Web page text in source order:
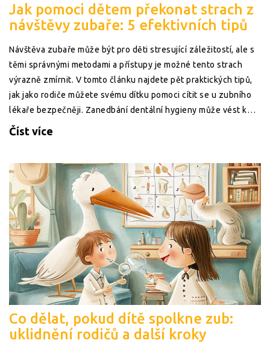
Jak pomoci dětem překonat strach z
návštěvy zubaře: 5 efektivních tipů
Návštěva zubaře může být pro děti stresující záležitostí, ale s
těmi správnými metodami a přístupy je možné tento strach
výrazně zmírnit. V tomto článku najdete pět praktických tipů,
jak jako rodiče můžete svému dítku pomoci cítit se u zubního
lékaře bezpečněji. Zanedbání dentální hygieny může vést k
vážným zdravotním problémům, proto je důležité tento strach
Číst více
Co dělat, pokud dítě spolkne zub:
uklidnění rodičů a další kroky